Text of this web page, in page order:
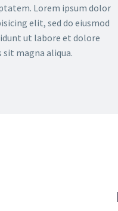
Lorem ipsum dolor
elit, sed do eiusmod
ut labore et dolore
sit magna aliqua.